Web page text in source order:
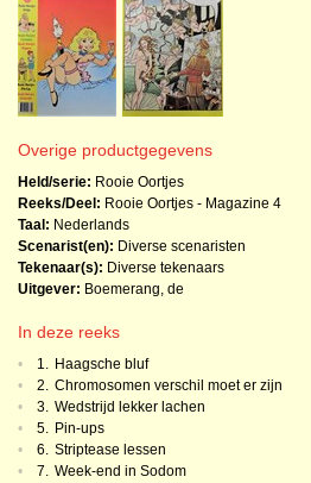
Overige productgegevens
Held/serie: Rooie Oortjes
Reeks/Deel: Rooie Oortjes - Magazine 4
Taal: Nederlands
Scenarist(en): Diverse scenaristen
Tekenaar(s): Diverse tekenaars
Uitgever: Boemerang, de
In deze reeks
• 1. Haagsche bluf
•
2. Chromosomen verschil moet er zijn
•
3. Wedstrijd lekker lachen
•
5. Pin-ups
•
6. Striptease lessen
•
7. Week-end in Sodom